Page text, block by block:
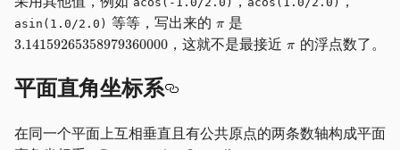
asin(1.0/2.0) 等等，写出来的
是
，这就不是最接近
的浮点数了。
平面直角坐标系
在同一个平面上互相垂直且有公共原点的两条数轴构成平面